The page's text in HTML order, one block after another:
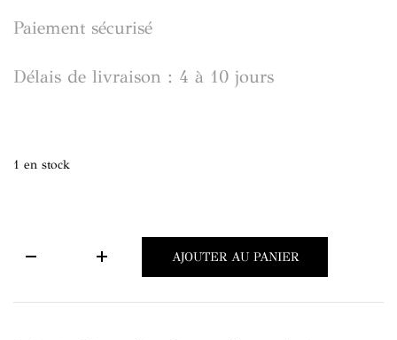
Paiement sécurisé
Délais de livraison : 4 à 10 jours
1 en stock
de
AJOUTER AU PANIER